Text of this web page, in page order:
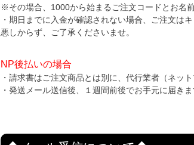
※その場合、1000から始まるご注文コードとお名
・期日までに入金が確認されない場合、ご注文はキ
悪しからず、ご了承くださいませ。
NP後払いの場合
・請求書はご注文商品とは別に、代行業者（ネッ
・発送メール送信後、１週間前後でお手元に届き